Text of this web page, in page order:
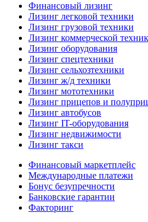
Финансовый лизинг
Лизинг легковой техники
Лизинг грузовой техники
Лизинг коммерческой
Лизинг оборудования
Лизинг спецтехники
Лизинг сельхозтехники
Лизинг ж/д техники
Лизинг мототехники
Лизинг прицепов и
Лизинг автобусов
Лизинг IT-оборудования
Лизинг недвижимости
Лизинг такси
Финансовый маркетплейс
Международные платежи
Бонус безупречности
Банковские гарантии
Факторинг